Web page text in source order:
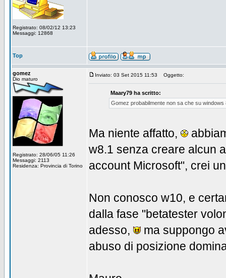
Registrato: 08/02/12 13:23
Messaggi: 12868
Top
gomez
Dio maturo
Registrato: 28/06/05 11:26
Messaggi: 2113
Residenza: Provincia di Torino
Inviato: 03 Set 2015 11:53 Oggetto:
Maary79 ha scritto:
Gomez probabilmente non sa che su
Ma niente affatto,
w8.1 senza creare alcun
account Microsoft", crei
Non conosco w10, e
dalla fase "betatester
adesso,
ma suppongo
abuso di posizione